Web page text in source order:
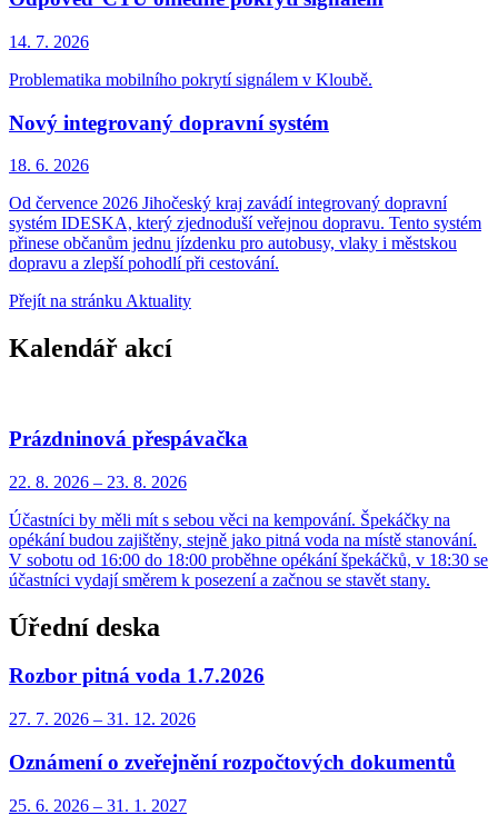
14. 7. 2026
Problematika mobilního pokrytí signálem v Kloubě.
Nový integrovaný dopravní systém
18. 6. 2026
Od července 2026 Jihočeský kraj zavádí integrovaný dopravní
systém IDESKA, který zjednoduší veřejnou dopravu. Tento systém
přinese občanům jednu jízdenku pro autobusy, vlaky i městskou
dopravu a zlepší pohodlí při cestování.
Přejít na stránku Aktuality
Kalendář akcí
Prázdninová přespávačka
22. 8. 2026 – 23. 8. 2026
Účastníci by měli mít s sebou věci na kempování. Špekáčky na
opékání budou zajištěny, stejně jako pitná voda na místě stanování.
V sobotu od 16:00 do 18:00 proběhne opékání špekáčků, v 18:30 se
účastníci vydají směrem k posezení a začnou se stavět stany.
Úřední deska
Rozbor pitná voda 1.7.2026
27. 7. 2026 – 31. 12. 2026
Oznámení o zveřejnění rozpočtových dokumentů
25. 6. 2026 – 31. 1. 2027